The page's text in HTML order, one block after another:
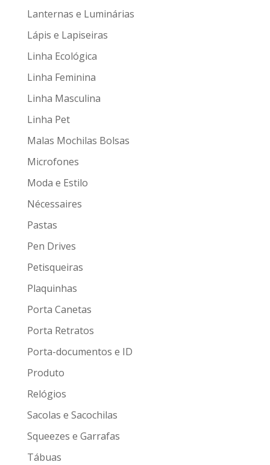
Lanternas e Luminárias
Lápis e Lapiseiras
Linha Ecológica
Linha Feminina
Linha Masculina
Linha Pet
Malas Mochilas Bolsas
Microfones
Moda e Estilo
Nécessaires
Pastas
Pen Drives
Petisqueiras
Plaquinhas
Porta Canetas
Porta Retratos
Porta-documentos e ID
Produto
Relógios
Sacolas e Sacochilas
Squeezes e Garrafas
Tábuas